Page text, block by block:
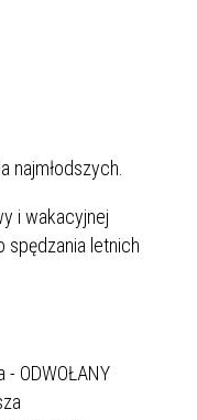
najmłodszych.
i wakacyjnej
spędzania letnich
ODWOŁANY